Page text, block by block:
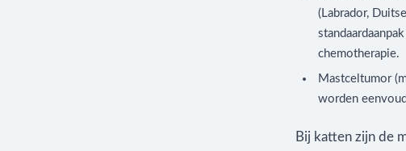
(Labrador,
chemotherapie.
Mastceltumor
worden
Bij katten zijn de